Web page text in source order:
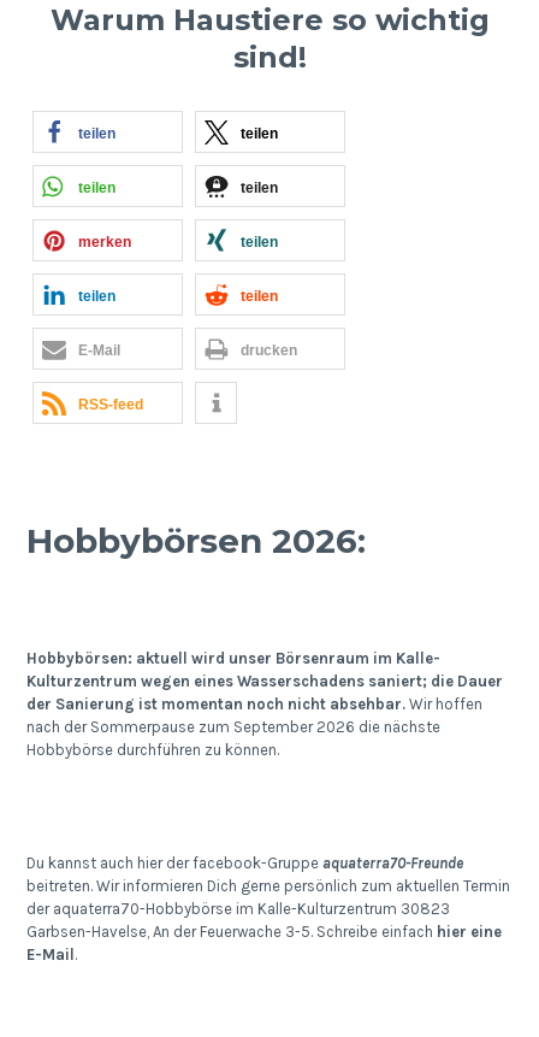
Warum Haustiere so wichtig
sind!
teilen teilen
teilen teilen
merken teilen
teilen teilen
E-Mail drucken
RSS-feed
Hobbybörsen 2026:
Hobbybörsen: aktuell wird unser Börsenraum im Kalle-
Kulturzentrum wegen eines Wasserschadens saniert; die Dauer
der Sanierung ist momentan noch nicht absehbar. Wir hoffen
nach der Sommerpause zum September 2026 die nächste
Hobbybörse durchführen zu können.
Du kannst auch hier der facebook-Gruppeaquaterra70-Freunde
beitreten. Wir informieren Dich gerne persönlich zum aktuellen Termin
der aquaterra70-Hobbybörse im Kalle-Kulturzentrum 30823
Garbsen-Havelse, An der Feuerwache 3-5. Schreibe einfach hier eine
E-Mail .